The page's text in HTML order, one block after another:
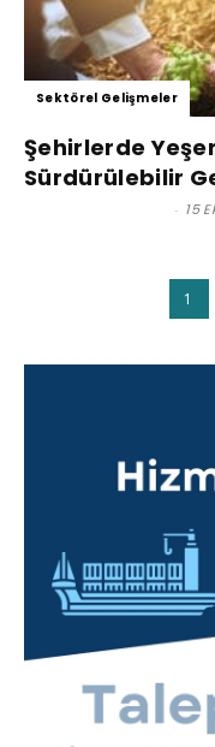
Sektörel Gelişmeler
Şehirlerde
Sürdürülebilir
- 15
1